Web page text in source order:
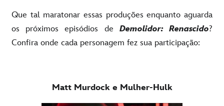
Que tal maratonar essas produções enquanto aguarda
os próximos episódios de Demolidor: Renascido?
Confira onde cada personagem fez sua participação:
Matt Murdock e Mulher-Hulk